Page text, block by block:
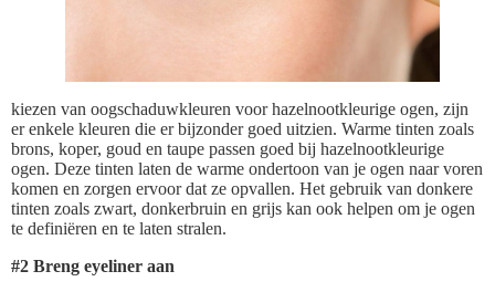
kiezen van oogschaduwkleuren voor hazelnootkleurige ogen, zijn
er enkele kleuren die er bijzonder goed uitzien. Warme tinten zoals
brons, koper, goud en taupe passen goed bij hazelnootkleurige
ogen. Deze tinten laten de warme ondertoon van je ogen naar voren
komen en zorgen ervoor dat ze opvallen. Het gebruik van donkere
tinten zoals zwart, donkerbruin en grijs kan ook helpen om je ogen
te definiëren en te laten stralen.
#2 Breng eyeliner aan